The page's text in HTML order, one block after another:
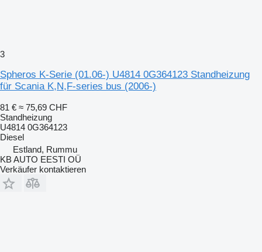
3
Spheros K-Serie (01.06-) U4814 0G364123 Standheizung
für Scania K,N,F-series bus (2006-)
81 € ≈ 75,69 CHF
Standheizung
U4814 0G364123
Diesel
Estland, Rummu
KB AUTO EESTI OÜ
Verkäufer kontaktieren